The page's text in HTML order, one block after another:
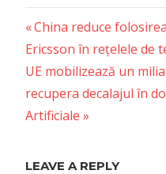
Post
navigation
Previous
Post:
China reduce
Ericsson în rețelele de
Next
Post:
UE mobilizează un
recupera decalajul în
Artificiale
LEAVE A REPLY